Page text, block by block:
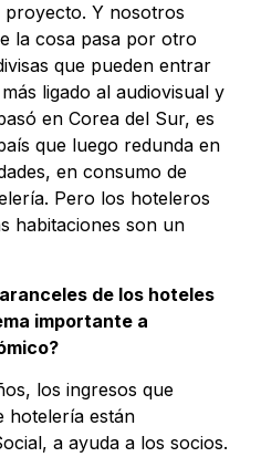
proyecto. Y nosotros
la cosa pasa por otro
que pueden entrar
ligado al audiovisual y
en Corea del Sur, es
que luego redunda en
en consumo de
Pero los hoteleros
habitaciones son un
de los hoteles
importante a
los ingresos que
hotelería están
a ayuda a los socios.